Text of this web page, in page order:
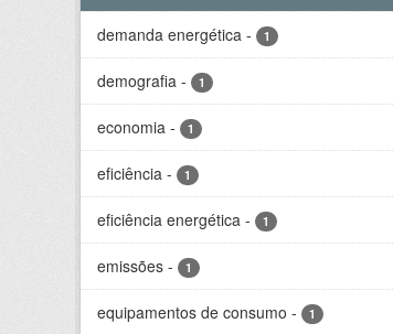
demanda energética - 1
demografia - 1
economia - 1
eficiência - 1
eficiência energética - 1
emissões - 1
equipamentos de consumo - 1